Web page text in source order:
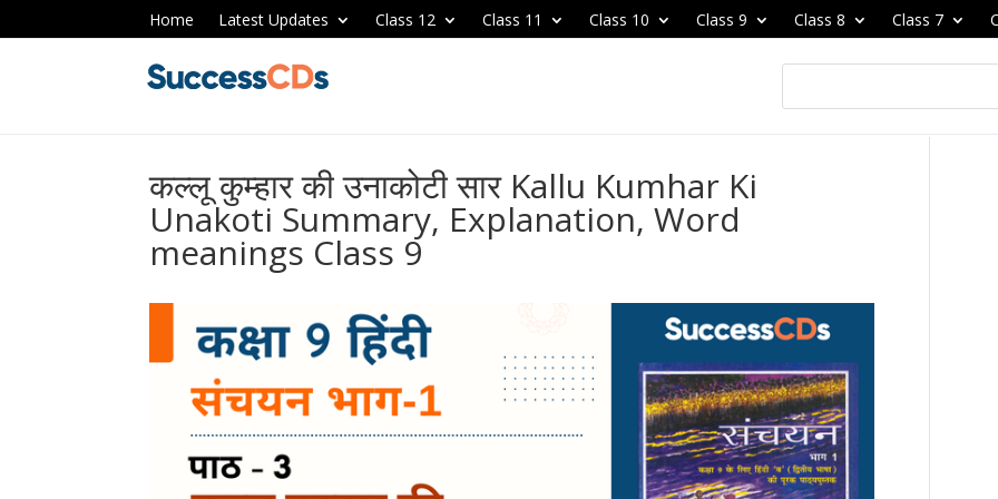
Home Latest Updates Class 12 Class 11 Class 10 Class 9 Class 8 Class 7
कल्लू कुम्हार की उनाकोटी सार Kallu Kumhar Ki
Unakoti Summary, Explanation, Word
meanings Class 9